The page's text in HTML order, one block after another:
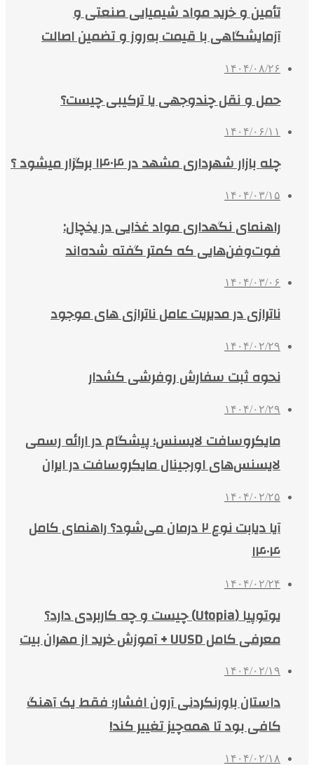
تأمین و خرید مواد شیمیایی صنعتی و
آزمایشگاهی با قیمت به‌روز و تضمین اصالت
۱۴۰۴/۰۸/۲۶
حمل و نقل چندوجهی یا ترکیبی چیست؟
۱۴۰۴/۰۶/۱۱
چله بازار شهرداری مشهد در ۱۴۰۴ برگزار میشود ؟
۱۴۰۴/۰۳/۱۵
راهنمای نگهداری مواد غذایی در یخچال:
فوت‌وفن‌هایی که کمتر گفته شده‌اند
۱۴۰۴/۰۳/۰۶
ناترازی در مدیریت عامل ناترازی های موجود
۱۴۰۴/۰۲/۲۹
نحوه ثبت سفارش روفرشی کشدار
۱۴۰۴/۰۲/۲۹
مایکروسافت لایسنس؛ پیشگام در ارائه رسمی
لایسنس‌های اورجینال مایکروسافت در ایران
۱۴۰۴/۰۲/۲۵
آیا دیابت نوع ۲ درمان می‌شود؟ راهنمای کامل
۱۴۰۴
۱۴۰۴/۰۲/۲۴
یوتوپیا (Utopia) چیست و چه کاربردی دارد؟
معرفی کامل UUSD + آموزش خرید از مهران بیت
۱۴۰۴/۰۲/۱۹
داستان باورنکردنی آرون افشار؛ فقط یک آهنگ
کافی بود تا همه‌چیز تغییر کند!
۱۴۰۴/۰۲/۱۸